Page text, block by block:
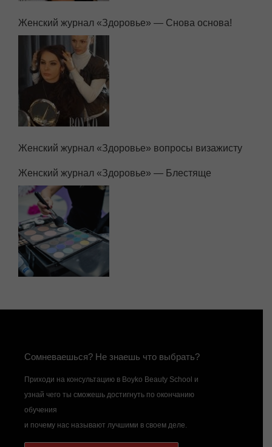
Женский журнал «Здоровье» — Снова основа!
Женский журнал «Здоровье» вопросы визажисту
Женский журнал «Здоровье» — Блестяще
Сомневаешься? Не знаешь что выбрать?
Приходи на консультацию в Boyko Beauty School и
узнай чего ты сможешь достигнуть по окончанию
обучения
и почему нас называют лучшими в своем деле.